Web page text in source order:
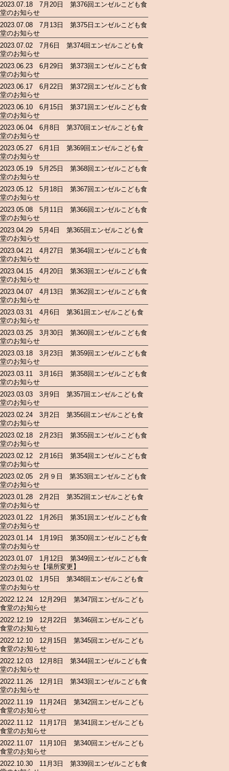
2023.07.18 7月20日 第376回エンゼルこども食
堂のお知らせ
2023.07.08 7月13日 第375日エンゼルこども食
堂のお知らせ
2023.07.02 7月6日 第374回エンゼルこども食
堂のお知らせ
2023.06.23 6月29日 第373回エンゼルこども食
堂のお知らせ
2023.06.17 6月22日 第372回エンゼルこども食
堂のお知らせ
2023.06.10 6月15日 第371回エンゼルこども食
堂のお知らせ
2023.06.04 6月8日 第370回エンゼルこども食
堂のお知らせ
2023.05.27 6月1日 第369回エンゼルこども食
堂のお知らせ
2023.05.19 5月25日 第368回エンゼルこども食
堂のお知らせ
2023.05.12 5月18日 第367回エンゼルこども食
堂のお知らせ
2023.05.08 5月11日 第366回エンゼルこども食
堂のお知らせ
2023.04.29 5月4日 第365回エンゼルこども食
堂のお知らせ
2023.04.21 4月27日 第364回エンゼルこども食
堂のお知らせ
2023.04.15 4月20日 第363回エンゼルこども食
堂のお知らせ
2023.04.07 4月13日 第362回エンゼルこども食
堂のお知らせ
2023.03.31 4月6日 第361回エンゼルこども食
堂のお知らせ
2023.03.25 3月30日 第360回エンゼルこども食
堂のお知らせ
2023.03.18 3月23日 第359回エンゼルこども食
堂のお知らせ
2023.03.11 3月16日 第358回エンゼルこども食
堂のお知らせ
2023.03.03 3月9日 第357回エンゼルこども食
堂のお知らせ
2023.02.24 3月2日 第356回エンゼルこども食
堂のお知らせ
2023.02.18 2月23日 第355回エンゼルこども食
堂のお知らせ
2023.02.12 2月16日 第354回エンゼルこども食
堂のお知らせ
2023.02.05 2月９日 第353回エンゼルこども食
堂のお知らせ
2023.01.28 2月2日 第352回エンゼルこども食
堂のお知らせ
2023.01.22 1月26日 第351回エンゼルこども食
堂のお知らせ
2023.01.14 1月19日 第350回エンゼルこども食
堂のお知らせ
2023.01.07 1月12日 第349回エンゼルこども食
堂のお知らせ【場所変更】
2023.01.02 1月5日 第348回エンゼルこども食
堂のお知らせ
2022.12.24 12月29日 第347回エンゼルこども
食堂のお知らせ
2022.12.19 12月22日 第346回エンゼルこども
食堂のお知らせ
2022.12.10 12月15日 第345回エンゼルこども
食堂のお知らせ
2022.12.03 12月8日 第344回エンゼルこども食
堂のお知らせ
2022.11.26 12月1日 第343回エンゼルこども食
堂のお知らせ
2022.11.19 11月24日 第342回エンゼルこども
食堂のお知らせ
2022.11.12 11月17日 第341回エンゼルこども
食堂のお知らせ
2022.11.07 11月10日 第340回エンゼルこども
食堂のお知らせ
2022.10.30 11月3日 第339回エンゼルこども食